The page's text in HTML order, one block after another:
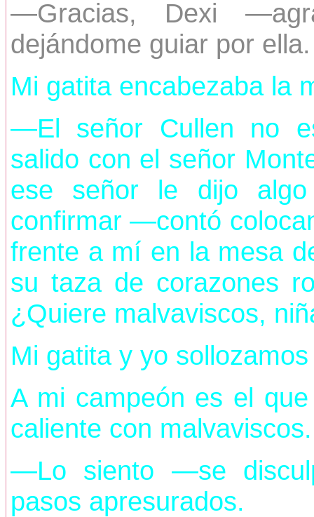
—Gracias, Dexi
dejándome guiar por ella.
Mi gatita encabezaba la
—El señor Cullen no
salido con el señor
ese señor le dijo
confirmar —contó
frente a mí en la mesa
su taza de corazones
¿Quiere malvaviscos,
Mi gatita y yo
A mi campeón es el
caliente con malvaviscos.
—Lo siento —se
pasos apresurados.